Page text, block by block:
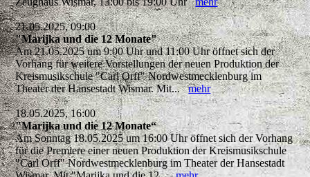
21.05.2025, 09:00
"Marijka und die 12 Monate"
Am 21.05.2025 um 9:00 Uhr und 11:00 Uhr öffnet sich der
Vorhang für weitere Vorstellungen der neuen Produktion der
Kreismusikschule "Carl Orff" Nordwestmecklenburg im
Theater der Hansestadt Wismar. Mit...mehr
18.05.2025, 16:00
"Marijka und die 12 Monate“
Am Sonntag 18.05.2025 um 16:00 Uhr öffnet sich der Vorhang
für die Premiere einer neuen Produktion der Kreismusikschule
"Carl Orff" Nordwestmecklenburg im Theater der Hansestadt